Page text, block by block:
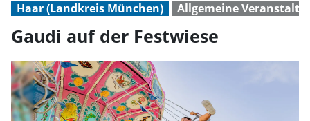
Haar (Landkreis München) Allgemeine
Gaudi auf der Festwiese